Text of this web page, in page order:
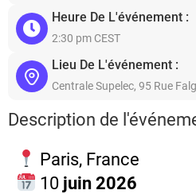
Heure De L'événement :
2:30 pm CEST
Lieu De L'événement :
Centrale Supelec, 95 Rue
Description de
Paris, France
10 juin 2026